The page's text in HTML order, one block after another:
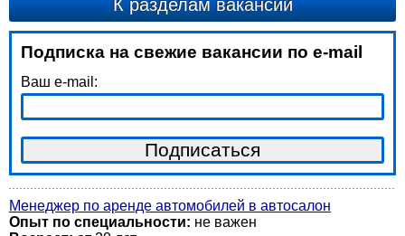
К разделам вакансий
Подписка на свежие вакансии по e-mail
Ваш e-mail:
Менеджер по аренде автомобилей в автосалон
Опыт по специальности: не важен